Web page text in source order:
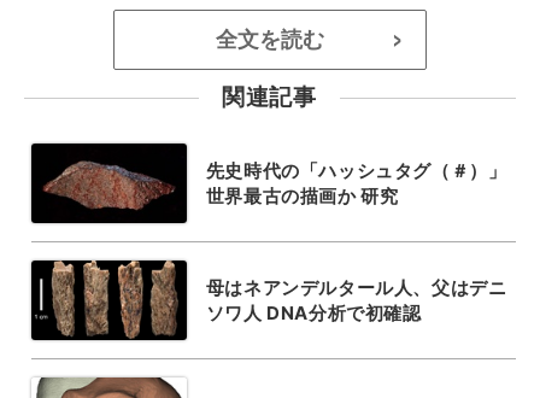
全文を読む >
関連記事
先史時代の「ハッシュタグ（＃）」
世界最古の描画か 研究
母はネアンデルタール人、父はデニ
ソワ人 DNA分析で初確認